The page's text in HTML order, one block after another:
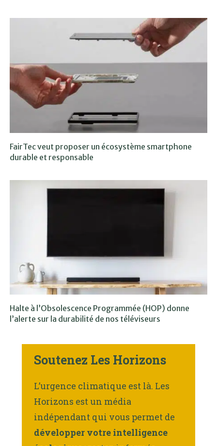
FairTec veut proposer un écosystème smartphone
durable et responsable
Halte à l’Obsolescence Programmée (HOP) donne
l’alerte sur la durabilité de nos téléviseurs
Soutenez Les Horizons
L’urgence climatique est là. Les
Horizons est un média
indépendant qui vous permet de
développer votre intelligence